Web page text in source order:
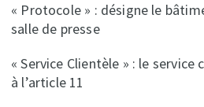
« Protocole » : désigne le
salle de presse
« Service Clientèle » : le
à l’article 11